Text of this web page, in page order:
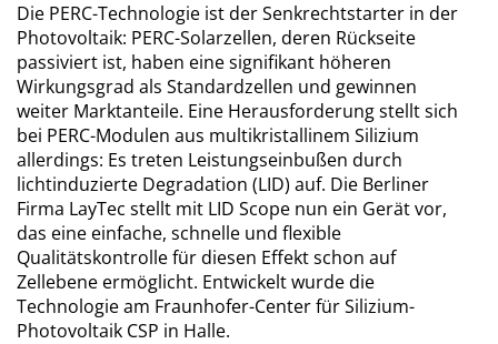
Die PERC-Technologie ist der Senkrechtstarter in der
Photovoltaik: PERC-Solarzellen, deren Rückseite
passiviert ist, haben eine signifikant höheren
Wirkungsgrad als Standardzellen und gewinnen
weiter Marktanteile. Eine Herausforderung stellt sich
bei PERC-Modulen aus multikristallinem Silizium
allerdings: Es treten Leistungseinbußen durch
lichtinduzierte Degradation (LID) auf. Die Berliner
Firma LayTec stellt mit LID Scope nun ein Gerät vor,
das eine einfache, schnelle und flexible
Qualitätskontrolle für diesen Effekt schon auf
Zellebene ermöglicht. Entwickelt wurde die
Technologie am Fraunhofer-Center für Silizium-
Photovoltaik CSP in Halle.